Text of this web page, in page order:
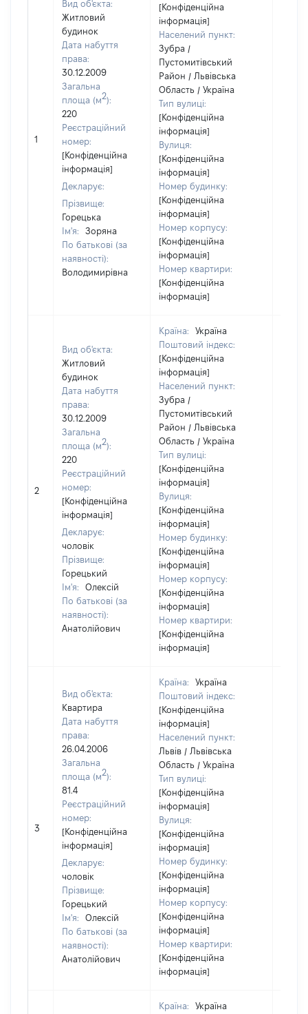
1
Вид об'єкта:
Житловий
будинок
Дата набуття
права:
30.12.2009
Загальна
площа (м2):
220
Реєстраційний
номер:
[Конфіденційна
інформація]
Декларує:
Прізвище:
Горецька
Ім'я:
Зоряна
По батькові (за
наявності):
Володимирівна
[Конфіденційна
інформація]
Населений пункт:
Зубра /
Пустомитівський
Район / Львівська
Область / Україна
Тип вулиці:
[Конфіденційна
інформація]
Вулиця:
[Конфіденційна
інформація]
Номер будинку:
[Конфіденційна
інформація]
Номер корпусу:
[Конфіденційна
інформація]
Номер квартири:
[Конфіденційна
інформація]
2
Вид об'єкта:
Житловий
будинок
Дата набуття
права:
30.12.2009
Загальна
площа (м2):
220
Реєстраційний
номер:
[Конфіденційна
інформація]
Декларує:
чоловік
Прізвище:
Горецький
Ім'я:
Олексій
По батькові (за
наявності):
Анатолійович
Країна:
Україна
Поштовий індекс:
[Конфіденційна
інформація]
Населений пункт:
Зубра /
Пустомитівський
Район / Львівська
Область / Україна
Тип вулиці:
[Конфіденційна
інформація]
Вулиця:
[Конфіденційна
інформація]
Номер будинку:
[Конфіденційна
інформація]
Номер корпусу:
[Конфіденційна
інформація]
Номер квартири:
[Конфіденційна
інформація]
3
Вид об'єкта:
Квартира
Дата набуття
права:
26.04.2006
Загальна
площа (м2):
81.4
Реєстраційний
номер:
[Конфіденційна
інформація]
Декларує:
чоловік
Прізвище:
Горецький
Ім'я:
Олексій
По батькові (за
наявності):
Анатолійович
Країна:
Україна
Поштовий індекс:
[Конфіденційна
інформація]
Населений пункт:
Львів / Львівська
Область / Україна
Тип вулиці:
[Конфіденційна
інформація]
Вулиця:
[Конфіденційна
інформація]
Номер будинку:
[Конфіденційна
інформація]
Номер корпусу:
[Конфіденційна
інформація]
Номер квартири:
[Конфіденційна
інформація]
Країна:
Україна